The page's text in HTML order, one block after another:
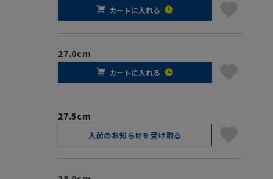
カートに入れる
27.0cm
カートに入れる
27.5cm
入荷のお知らせを受け取る